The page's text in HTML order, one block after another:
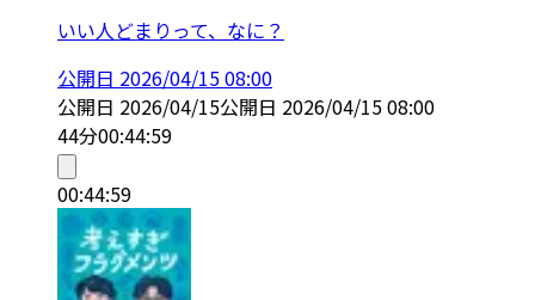
いい人どまりって、なに？
公開日 2026/04/15 08:00
公開日 2026/04/15公開日 2026/04/15 08:00
44分00:44:59
00:44:59